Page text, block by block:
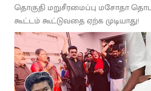
தொகுதி மறுசீரமைப்பு மசோதா
கூட்டம் கூட்டுவதை ஏற்க முடியாது!